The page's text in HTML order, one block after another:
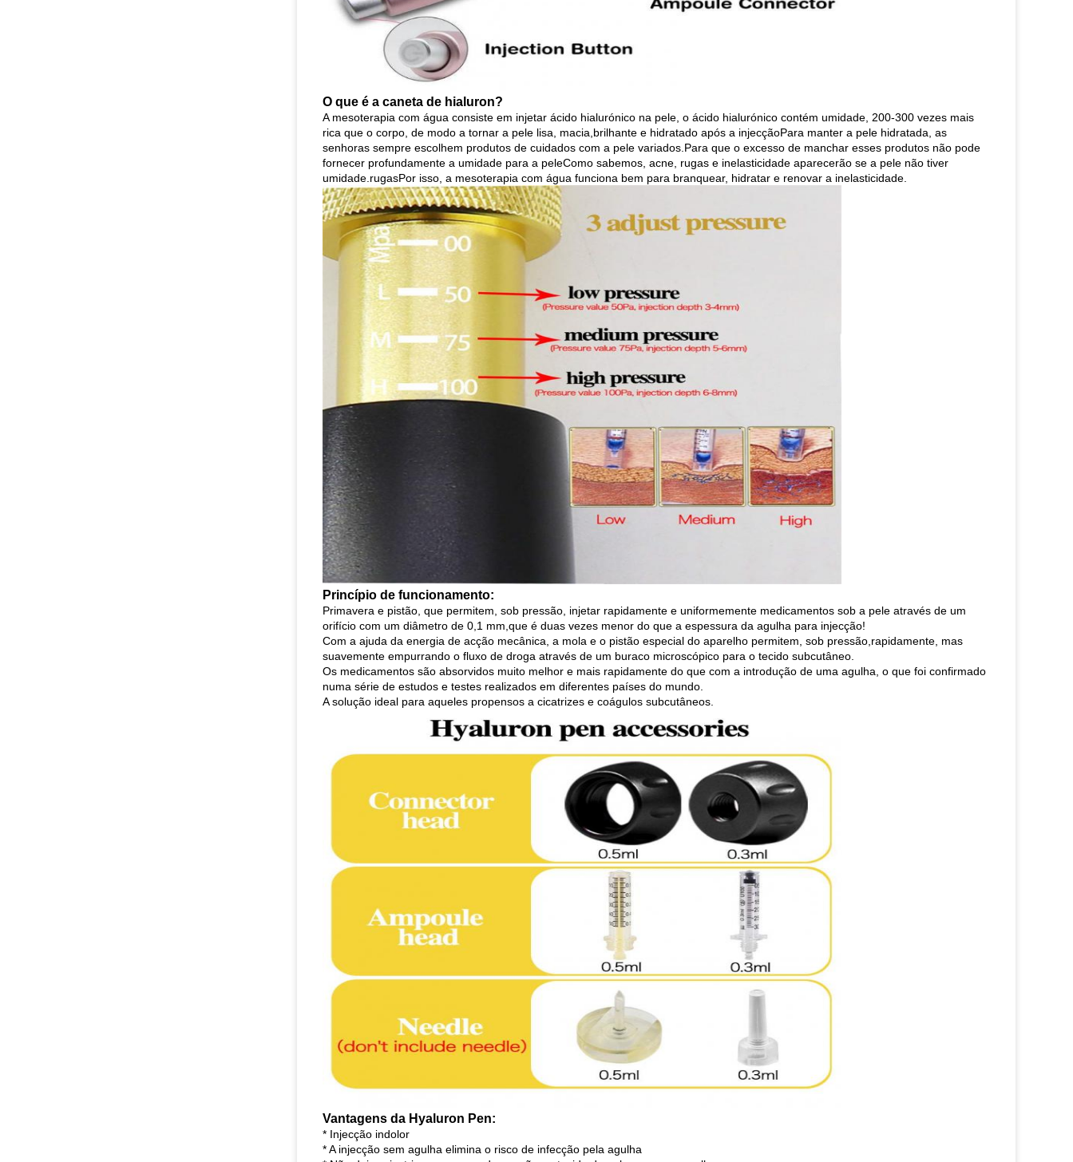
O que é a caneta de hialuron?
A mesoterapia com água consiste em injetar ácido hialurónico na pele, o ácido hialurónico contém umidade, 200-300 vezes mais
rica que o corpo, de modo a tornar a pele lisa, macia,brilhante e hidratado após a injecçãoPara manter a pele hidratada, as
senhoras sempre escolhem produtos de cuidados com a pele variados.Para que o excesso de manchar esses produtos não pode
fornecer profundamente a umidade para a peleComo sabemos, acne, rugas e inelasticidade aparecerão se a pele não tiver
umidade.rugasPor isso, a mesoterapia com água funciona bem para branquear, hidratar e renovar a inelasticidade.
Princípio de funcionamento:
Primavera e pistão, que permitem, sob pressão, injetar rapidamente e uniformemente medicamentos sob a pele através de um
orifício com um diâmetro de 0,1 mm,que é duas vezes menor do que a espessura da agulha para injecção!
Com a ajuda da energia de acção mecânica, a mola e o pistão especial do aparelho permitem, sob pressão,rapidamente, mas
suavemente empurrando o fluxo de droga através de um buraco microscópico para o tecido subcutâneo.
Os medicamentos são absorvidos muito melhor e mais rapidamente do que com a introdução de uma agulha, o que foi confirmado
numa série de estudos e testes realizados em diferentes países do mundo.
A solução ideal para aqueles propensos a cicatrizes e coágulos subcutâneos.
Vantagens da Hyaluron Pen:
* Injecção indolor
* A injecção sem agulha elimina o risco de infecção pela agulha